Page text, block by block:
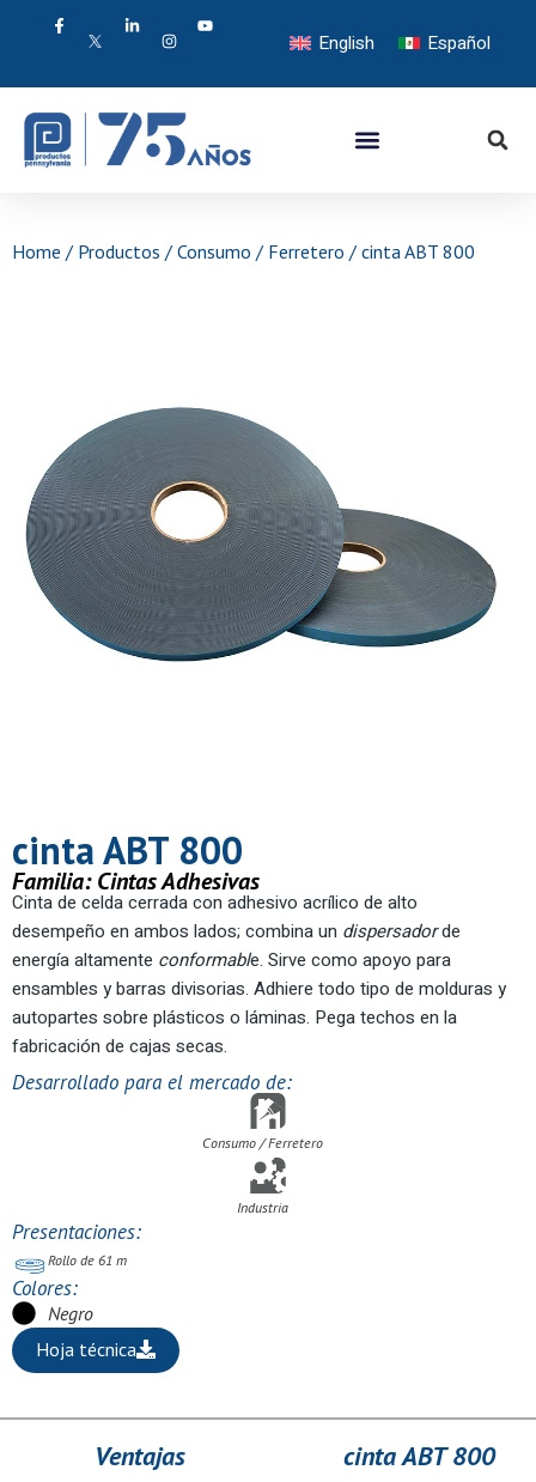
English Español
Home / Productos / Consumo / Ferretero / cinta ABT 800
cinta ABT 800
Familia:Cintas Adhesivas
Cinta de celda cerrada con adhesivo acrílico de alto
desempeño en ambos lados; combina un dispersadorde
energía altamente conformable. Sirve como apoyo para
ensambles y barras divisorias. Adhiere todo tipo de molduras y
autopartes sobre plásticos o láminas. Pega techos en la
fabricación de cajas secas.
Desarrollado para el mercado de:
Consumo / Ferretero
Industria
Presentaciones:
Rollo de 61 m
Colores:
Negro
Hoja técnica
Ventajas cinta ABT 800